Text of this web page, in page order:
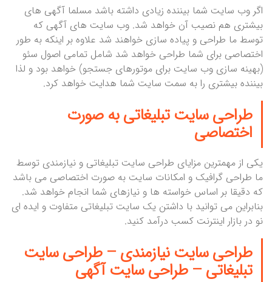
اگر وب سایت شما بیننده زیادی داشته باشد مسلما آگهی های
بیشتری هم نصیب آن خواهد شد. وب سایت های آگهی که
توسط ما طراحی و پیاده سازی خواهند شد علاوه بر اینکه به طور
اختصاصی برای شما طراحی خواهد شد شامل تمامی اصول سئو
(بهینه سازی وب سایت برای موتورهای جستجو) خواهد بود و لذا
بیننده بیشتری را به سمت سایت شما هدایت خواهد کرد.
طراحی سایت تبلیغاتیبه صورت
اختصاصی
یکی از مهمترین مزایای طراحی سایت تبلیغاتی و نیازمندی توسط
ما طراحی گرافیک و امکانات سایت به صورت اختصاصی می باشد
که دقیقا بر اساس خواسته ها و نیازهای شما انجام خواهد شد.
بنابراین می توانید با داشتن یک سایت تبلیغاتی متفاوت و ایده ای
نو در بازار اینترنت کسب درآمد کنید.
طراحی سایت نیازمندی –طراحی سایت
تبلیغاتی– طراحی سایت آگهی